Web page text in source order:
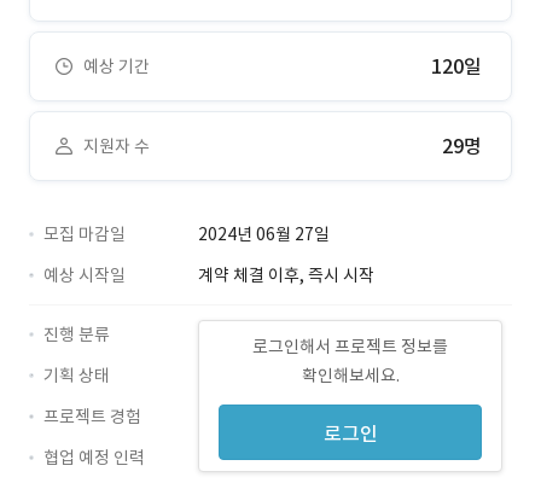
예상 기간 120일
지원자 수 29명
모집 마감일
2024년 06월 27일
예상 시작일
계약 체결 이후, 즉시 시작
로그인해서 프로젝트 정보를
확인해보세요.
로그인
진행 분류
기획 상태
프로젝트 경험
협업 예정 인력